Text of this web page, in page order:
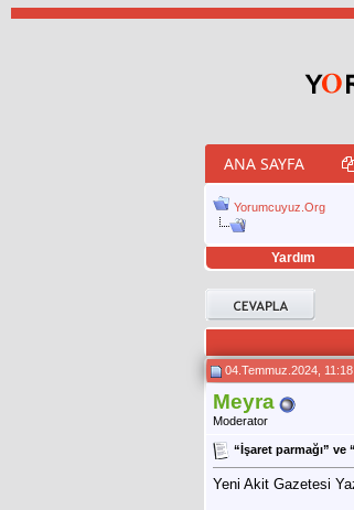
ANA SAYFA
Yorumcuyuz.Org
Yardım
twitter retweet hilesi
04.Temmuz.2024, 11:18
Meyra
Moderator
“İşaret parmağı” ve
Yeni Akit Gazetesi